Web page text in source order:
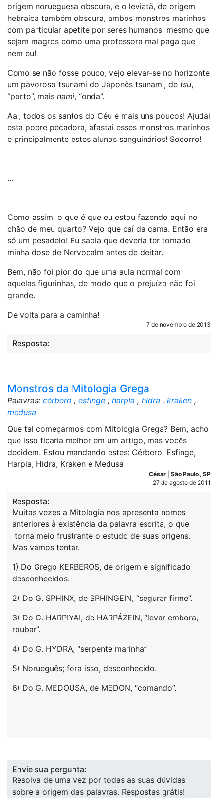
origem norueguesa obscura, e o leviatã, de origem
hebraica também obscura, ambos monstros marinhos
com particular apetite por seres humanos, mesmo que
sejam magros como uma professora mal paga que
nem eu!
Como se não fosse pouco, vejo elevar-se no horizonte
um pavoroso tsunami do Japonês tsunami, de tsu,
“porto”, mais nami, “onda”.
Aai, todos os santos do Céu e mais uns poucos! Ajudai
esta pobre pecadora, afastai esses monstros marinhos
e principalmente estes alunos sanguinários! Socorro!
…
Como assim, o que é que eu estou fazendo aqui no
chão de meu quarto? Vejo que caí da cama. Então era
só um pesadelo! Eu sabia que deveria ter tomado
minha dose de Nervocalm antes de deitar.
Bem, não foi pior do que uma aula normal com
aquelas figurinhas, de modo que o prejuízo não foi
grande.
De volta para a caminha!
7 de novembro de 2013
Resposta:
Monstros da Mitologia Grega
Palavras: cérbero , esfinge , harpia , hidra , kraken ,
medusa
Que tal começarmos com Mitologia Grega? Bem, acho
que isso ficaria melhor em um artigo, mas vocês
decidem. Estou mandando estes: Cérbero, Esfinge,
Harpia, Hidra, Kraken e Medusa
César São Paulo , SP
27 de agosto de 2011
Resposta:
Muitas vezes a Mitologia nos apresenta nomes
anteriores à existência da palavra escrita, o que
torna meio frustrante o estudo de suas origens.
Mas vamos tentar.
1) Do Grego KERBEROS, de origem e significado
desconhecidos.
2) Do G. SPHINX, de SPHINGEIN, “segurar firme”.
3) Do G. HARPIYAI, de HARPÁZEIN, “levar embora,
roubar”.
4) Do G. HYDRA, “serpente marinha”
5) Norueguês; fora isso, desconhecido.
6) Do G. MEDOUSA, de MEDON, “comando”.
Envie sua pergunta:
Resolva de uma vez por todas as suas dúvidas
sobre a origem das palavras. Respostas grátis!